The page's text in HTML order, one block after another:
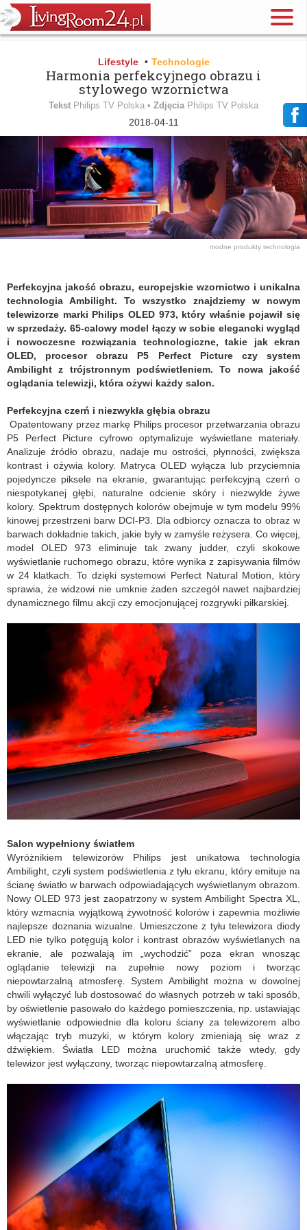
Lifestyle • Technologie
Harmonia perfekcyjnego obrazu i
stylowego wzornictwa
Tekst Philips TV Polska • Zdjęcia Philips TV Polska
2018-04-11
modne produkty technologia
Perfekcyjna jakość obrazu, europejskie wzornictwo i unikalna
technologia Ambilight. To wszystko znajdziemy w nowym
telewizorze marki Philips OLED 973, który właśnie pojawił się
w sprzedaży. 65-calowy model łączy w sobie elegancki wygląd
i nowoczesne rozwiązania technologiczne, takie jak ekran
OLED, procesor obrazu P5 Perfect Picture czy system
Ambilight z trójstronnym podświetleniem. To nowa jakość
oglądania telewizji, która ożywi każdy salon.
Perfekcyjna czerń i niezwykła głębia obrazu
Opatentowany przez markę Philips procesor przetwarzania obrazu
P5 Perfect Picture cyfrowo optymalizuje wyświetlane materiały.
Analizuje źródło obrazu, nadaje mu ostrości, płynności, zwiększa
kontrast i ożywia kolory. Matryca OLED wyłącza lub przyciemnia
pojedyncze piksele na ekranie, gwarantując perfekcyjną czerń o
niespotykanej głębi, naturalne odcienie skóry i niezwykle żywe
kolory. Spektrum dostępnych kolorów obejmuje w tym modelu 99%
kinowej przestrzeni barw DCI-P3. Dla odbiorcy oznacza to obraz w
barwach dokładnie takich, jakie były w zamyśle reżysera. Co więcej,
model OLED 973 eliminuje tak zwany judder, czyli skokowe
wyświetlanie ruchomego obrazu, które wynika z zapisywania filmów
w 24 klatkach. To dzięki systemowi Perfect Natural Motion, który
sprawia, że widzowi nie umknie żaden szczegół nawet najbardziej
dynamicznego filmu akcji czy emocjonującej rozgrywki piłkarskiej.
Salon wypełniony światłem
Wyróżnikiem telewizorów Philips jest unikatowa technologia
Ambilight, czyli system podświetlenia z tyłu ekranu, który emituje na
ścianę światło w barwach odpowiadających wyświetlanym obrazom.
Nowy OLED 973 jest zaopatrzony w system Ambilight Spectra XL,
który wzmacnia wyjątkową żywotność kolorów i zapewnia możliwie
najlepsze doznania wizualne. Umieszczone z tyłu telewizora diody
LED nie tylko potęgują kolor i kontrast obrazów wyświetlanych na
ekranie, ale pozwalają im „wychodzić” poza ekran wnosząc
oglądanie telewizji na zupełnie nowy poziom i tworząc
niepowtarzalną atmosferę. System Ambilight można w dowolnej
chwili wyłączyć lub dostosować do własnych potrzeb w taki sposób,
by oświetlenie pasowało do każdego pomieszczenia, np. ustawiając
wyświetlanie odpowiednie dla koloru ściany za telewizorem albo
włączając tryb muzyki, w którym kolory zmieniają się wraz z
dźwiękiem. Światła LED można uruchomić także wtedy, gdy
telewizor jest wyłączony, tworząc niepowtarzalną atmosferę.